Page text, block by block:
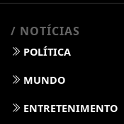
/ NOTÍCIAS
POLÍTICA
MUNDO
ENTRETENIMENTO